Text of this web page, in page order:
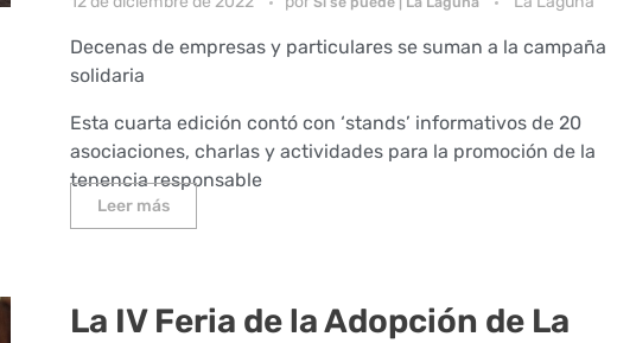
Decenas de empresas y particulares se suman a la campaña
solidaria
Esta cuarta edición contó con ‘stands’ informativos de 20
asociaciones, charlas y actividades para la promoción de la
tenencia responsable
Leer más
La IV Feria de la Adopción de La